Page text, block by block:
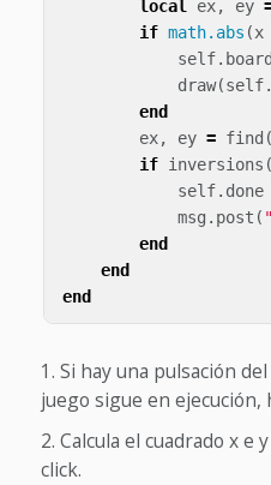
local ex, ey
if math.abs (x
self. board
draw(self.
end
ex, ey = find (
if inversions (
self. done
msg . post (
end
end
end
Si hay una pulsación
juego sigue en ejecución,
Calcula el cuadrado x e
click.